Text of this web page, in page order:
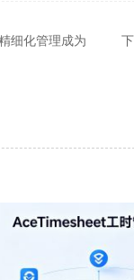
细化管理成为